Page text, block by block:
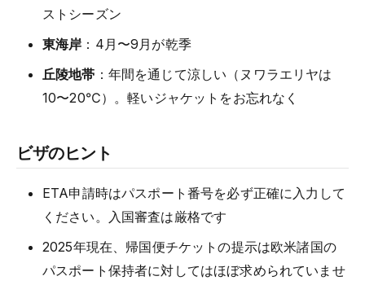
ストシーズン
東海岸 ：4月〜9月が乾季
丘陵地帯 ：年間を通じて涼しい（ヌワラエリヤは
10〜20℃）。軽いジャケットをお忘れなく
ビザのヒント
ETA申請時はパスポート番号を必ず正確に入力して
ください。入国審査は厳格です
2025年現在、帰国便チケットの提示は欧米諸国の
パスポート保持者に対してはほぼ求められていませ